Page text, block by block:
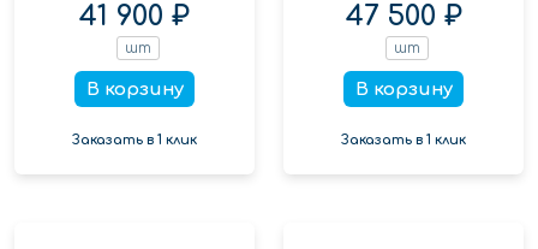
41 900 ₽
шт
В корзину
Заказать в 1 клик
47 500 ₽
шт
В корзину
Заказать в 1 клик